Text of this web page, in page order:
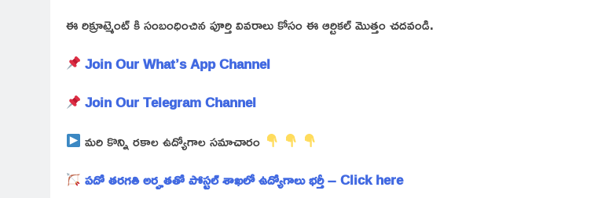
ఈ రిక్రూట్మెంట్ కి సంబంధించిన పూర్తి వివరాలు కోసం ఈ ఆర్టికల్ మొత్తం చదవండి.
Join Our What’s App Channel
Join Our Telegram Channel
మరి కొన్ని రకాల ఉద్యోగాల సమాచారం
పదో తరగతి అర్హతతో పోస్టల్ శాఖలో ఉద్యోగాలు భర్తీ – Click here